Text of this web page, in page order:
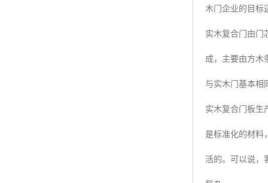
木门企业的目标
实木复合门由门
成，主要由方木
与实木门基本相
实木复合门板生
是标准化的材料
活的。可以说，